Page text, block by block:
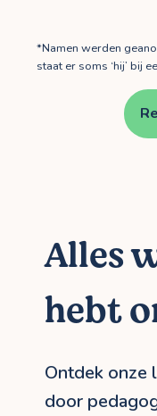
*Namen werden
staat er soms ‘hij’ bij
Alles
hebt
Ontdek onze
door